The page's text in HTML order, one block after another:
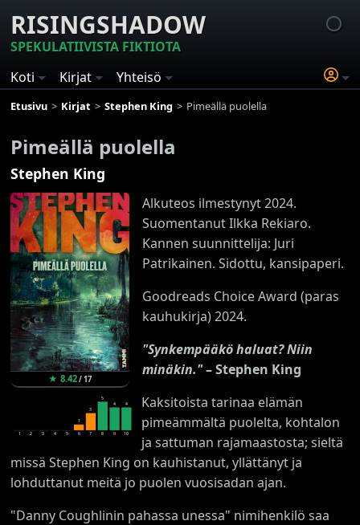
RISINGSHADOW
SPEKULATIIVISTA FIKTIOTA
Koti
Kirjat Yhteisö
Etusivu Kirjat Stephen King Pimeällä puolella
Pimeällä puolella
Stephen King
★8.42/17
1 2 3 4 5
1
6
3
7
5
8
4
9
4
10
Alkuteos ilmestynyt 2024.
Suomentanut Ilkka Rekiaro.
Kannen suunnittelija: Juri
Patrikainen. Sidottu, kansipaperi.
Goodreads Choice Award (paras
kauhukirja) 2024.
"Synkempääkö haluat? Niin
minäkin."– Stephen King
Kaksitoista tarinaa elämän
pimeämmältä puolelta, kohtalon
ja sattuman rajamaastosta; sieltä
missä Stephen King on kauhistanut, yllättänyt ja
lohduttanut meitä jo puolen vuosisadan ajan.
"Danny Coughlinin pahassa unessa" nimihenkilö saa